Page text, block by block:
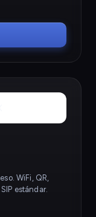
WiFi, QR,
estándar.